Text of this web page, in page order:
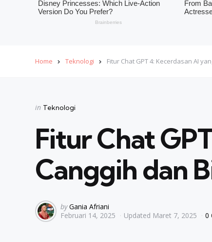
Home Teknologi Fitur Chat GPT 4: Kecerdasan AI
Categories
Posted
in Teknologi
Fitur Chat
Canggih dan
Posted
by
by Gania Afriani
Februari 14, 2025
Updated Maret 7, 2025 0